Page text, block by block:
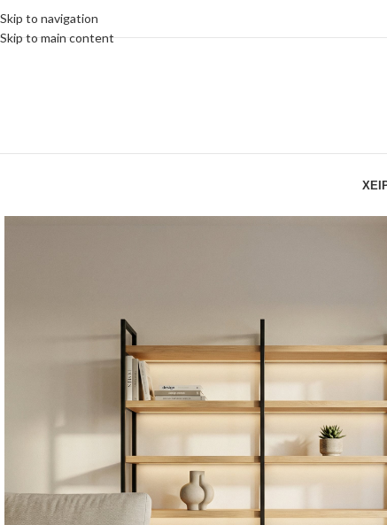
Skip to navigation
Skip to main content